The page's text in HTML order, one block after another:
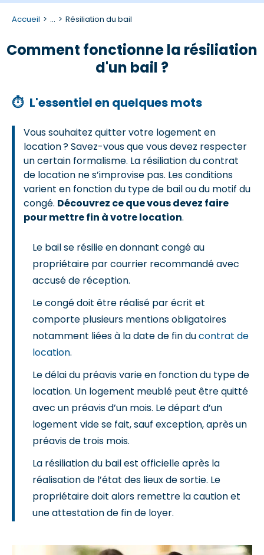
Accueil ... Résiliation du bail
Comment fonctionne la résiliation
d'un bail ?
⏱ L'essentiel en quelques mots
Vous souhaitez quitter votre logement en
location ? Savez-vous que vous devez respecter
un certain formalisme. La résiliation du contrat
de location ne s’improvise pas. Les conditions
varient en fonction du type de bail ou du motif du
congé. Découvrez ce que vous devez faire
pour mettre fin à votre location.
Le bail se résilie en donnant congé au
propriétaire par courrier recommandé avec
accusé de réception.
Le congé doit être réalisé par écrit et
comporte plusieurs mentions obligatoires
notamment liées à la date de fin ducontrat de
location.
Le délai du préavis varie en fonction du type de
location. Un logement meublé peut être quitté
avec un préavis d’un mois. Le départ d’un
logement vide se fait, sauf exception, après un
préavis de trois mois.
La résiliation du bail est officielle après la
réalisation de l’état des lieux de sortie. Le
propriétaire doit alors remettre la caution et
une attestation de fin de loyer.